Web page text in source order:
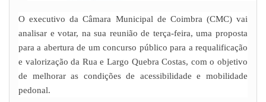
O executivo da Câmara Municipal de Coimbra (CMC) vai
analisar e votar, na sua reunião de terça-feira, uma proposta
para a abertura de um concurso público para a requalificação
e valorização da Rua e Largo Quebra Costas, com o objetivo
de melhorar as condições de acessibilidade e mobilidade
pedonal.